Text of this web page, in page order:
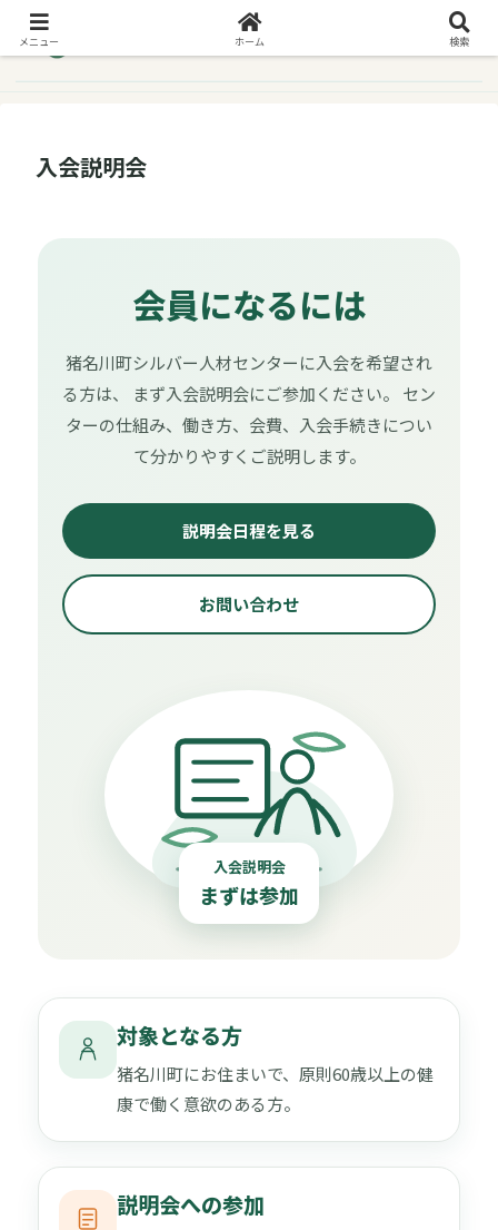
入会説明会
会員になるには
猪名川町シルバー人材センターに入会を希望され
る方は、 まず入会説明会にご参加ください。 セン
ターの仕組み、働き方、会費、入会手続きについ
て分かりやすくご説明します。
説明会日程を見る
お問い合わせ
入会説明会
まずは参加
対象となる方
猪名川町にお住まいで、原則60歳以上の健
康で働く意欲のある方。
説明会への参加
メニュー ホーム 検索